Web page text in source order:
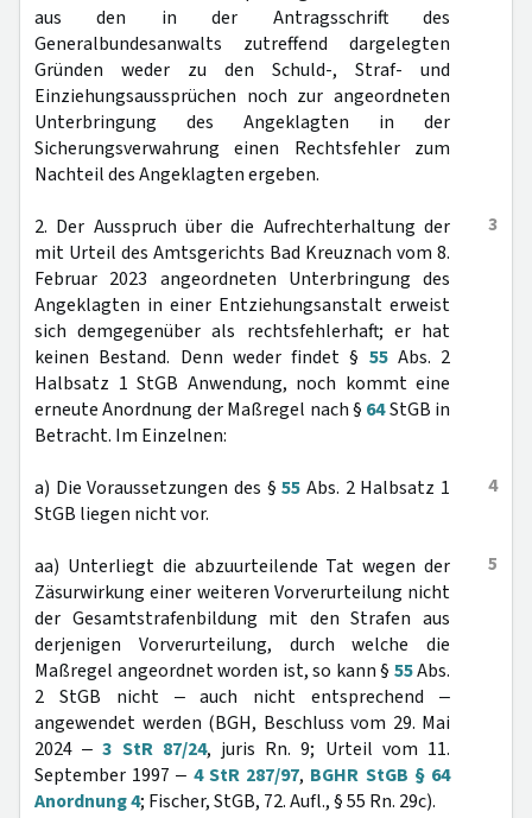
aus den in der Antragsschrift des
Generalbundesanwalts zutreffend dargelegten
Gründen weder zu den Schuld-, Straf- und
Einziehungsaussprüchen noch zur angeordneten
Unterbringung des Angeklagten in der
Sicherungsverwahrung einen Rechtsfehler zum
Nachteil des Angeklagten ergeben.
3
2. Der Ausspruch über die Aufrechterhaltung der
mit Urteil des Amtsgerichts Bad Kreuznach vom 8.
Februar 2023 angeordneten Unterbringung des
Angeklagten in einer Entziehungsanstalt erweist
sich demgegenüber als rechtsfehlerhaft; er hat
keinen Bestand. Denn weder findet § 55Abs. 2
Halbsatz 1 StGB Anwendung, noch kommt eine
erneute Anordnung der Maßregel nach § 64StGB in
Betracht. Im Einzelnen:
4
a) Die Voraussetzungen des §55 Abs. 2 Halbsatz 1
StGB liegen nicht vor.
5
aa) Unterliegt die abzuurteilende Tat wegen der
Zäsurwirkung einer weiteren Vorverurteilung nicht
der Gesamtstrafenbildung mit den Strafen aus
derjenigen Vorverurteilung, durch welche die
Maßregel angeordnet worden ist, so kann § 55Abs.
2 StGB nicht ‒ auch nicht entsprechend ‒
angewendet werden (BGH, Beschluss vom 29. Mai
2024 ‒3 StR 87/24, juris Rn. 9; Urteil vom 11.
September 1997 ‒ 4 StR 287/97, BGHR StGB § 64
Anordnung 4; Fischer, StGB, 72. Aufl., § 55 Rn. 29c).